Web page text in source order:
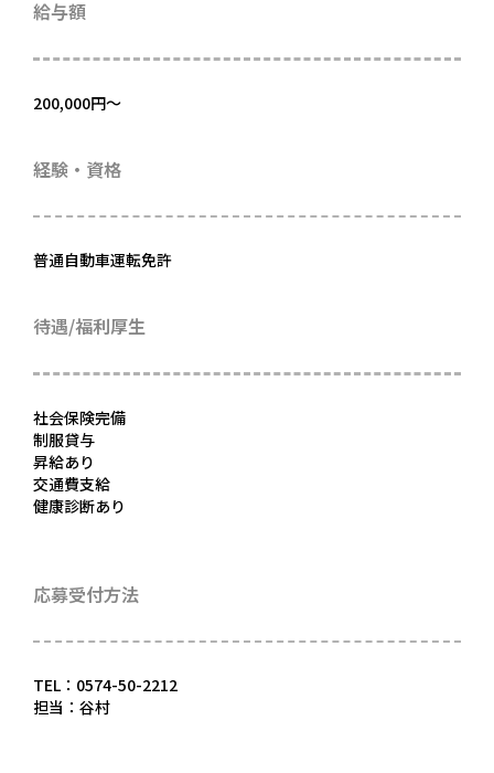
給与額
200,000円～
経験・資格
普通自動車運転免許
待遇/福利厚生
社会保険完備
制服貸与
昇給あり
交通費支給
健康診断あり
応募受付方法
TEL：0574-50-2212
担当：谷村